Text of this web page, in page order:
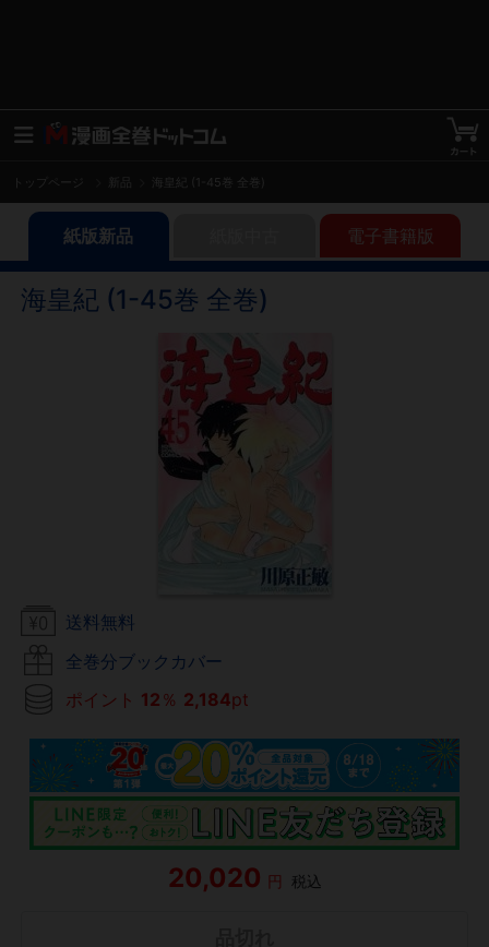
トップページ 海皇紀 (1-45巻 全巻)
紙版新品 電子書籍版
海皇紀 (1-45巻 全巻)
送料無料
全巻分ブックカバー
ポイント 12 ％ 2,184pt
20,020 円 税込